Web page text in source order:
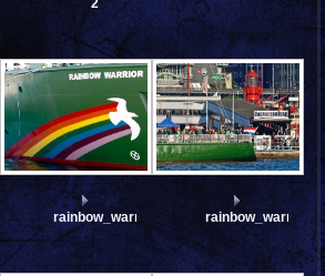
2
rainbow_warrior_III_A232135